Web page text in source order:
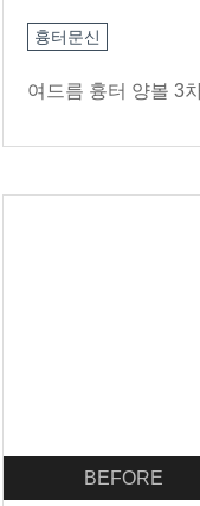
흉터문신
여드름 흉터 양볼 3
BEFORE